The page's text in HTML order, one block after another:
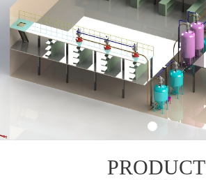
PRODUCT